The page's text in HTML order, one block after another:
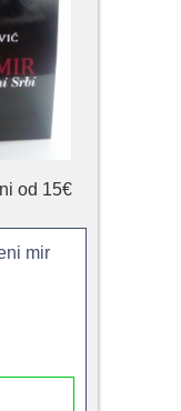
od 15€
mir